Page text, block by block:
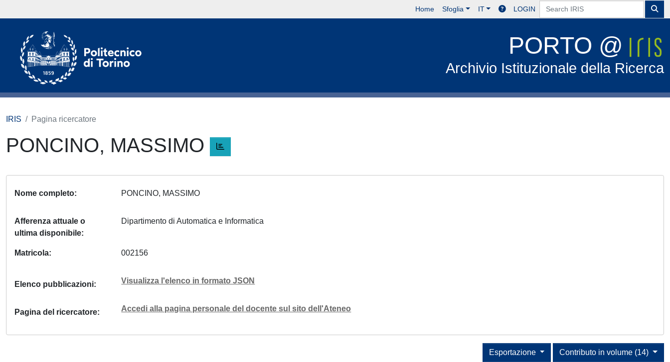
Home Sfoglia IT LOGIN
PORTO @
Archivio Istituzionale della Ricerca
IRIS Pagina ricercatore
PONCINO, MASSIMO
Nome completo PONCINO, MASSIMO
Afferenza attuale o
ultima disponibile
Dipartimento di Automatica e Informatica
Matricola 002156
Elenco pubblicazioni Visualizza l'elenco in formato JSON
Pagina del ricercatore Accedi alla pagina personale del docente sul sito dell'Ateneo
Contributo in volume (14)
Esportazione